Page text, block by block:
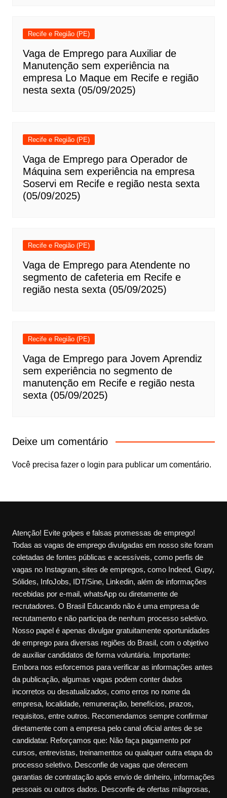
Recife e Região (PE)
Vaga de Emprego para Auxiliar de
Manutenção sem experiência na
empresa Lo Maque em Recife e região
nesta sexta (05/09/2025)
Recife e Região (PE)
Vaga de Emprego para Operador de
Máquina sem experiência na empresa
Soservi em Recife e região nesta sexta
(05/09/2025)
Recife e Região (PE)
Vaga de Emprego para Atendente no
segmento de cafeteria em Recife e
região nesta sexta (05/09/2025)
Recife e Região (PE)
Vaga de Emprego para Jovem Aprendiz
sem experiência no segmento de
manutenção em Recife e região nesta
sexta (05/09/2025)
Deixe um comentário
Você precisa fazer o login para publicar um comentário.
Atenção! Evite golpes e falsas promessas de emprego!
Todas as vagas de emprego divulgadas em nosso site foram
coletadas de fontes públicas e acessíveis, como perfis de
vagas no Instagram, sites de empregos, como Indeed, Gupy,
Sólides, InfoJobs, IDT/Sine, Linkedin, além de informações
recebidas por e-mail, whatsApp ou diretamente de
recrutadores. O Brasil Educando não é uma empresa de
recrutamento e não participa de nenhum processo seletivo.
Nosso papel é apenas divulgar gratuitamente oportunidades
de emprego para diversas regiões do Brasil, com o objetivo
de auxiliar candidatos de forma voluntária. Importante:
Embora nos esforcemos para verificar as informações antes
da publicação, algumas vagas podem conter dados
incorretos ou desatualizados, como erros no nome da
empresa, localidade, remuneração, benefícios, prazos,
requisitos, entre outros. Recomendamos sempre confirmar
diretamente com a empresa pelo canal oficial antes de se
candidatar. Reforçamos que: Não faça pagamento por
cursos, entrevistas, treinamentos ou qualquer outra etapa do
processo seletivo. Desconfie de vagas que oferecem
garantias de contratação após envio de dinheiro, informações
pessoais ou outros dados. Desconfie de ofertas milagrosas,